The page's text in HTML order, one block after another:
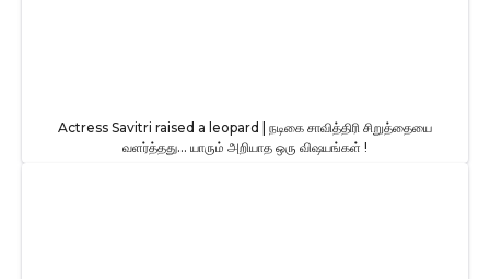
Actress Savitri raised a leopard | நடிகை சாவித்திரி சிறுத்தையை
வளர்த்தது… யாரும் அறியாத ஒரு விஷயங்கள் !